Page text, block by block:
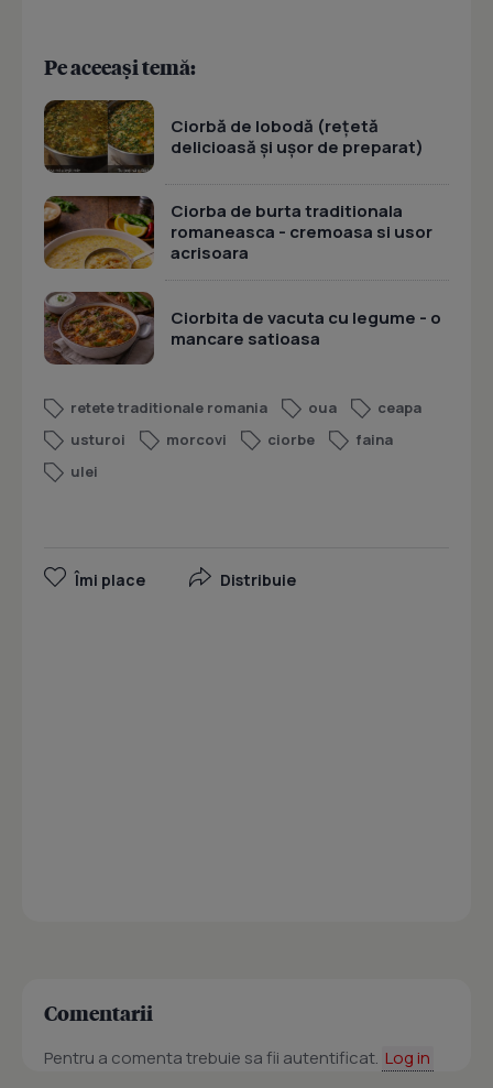
Pe aceeași temă:
Ciorbă de lobodă (rețetă
delicioasă și ușor de preparat)
Ciorba de burta traditionala
romaneasca - cremoasa si usor
acrisoara
Ciorbita de vacuta cu legume - o
mancare satioasa
retete traditionale romania oua
ceapa
usturoi
morcovi ciorbe
faina
ulei
Îmi place Distribuie
Comentarii
Pentru a comenta trebuie sa fii autentificat. Log in